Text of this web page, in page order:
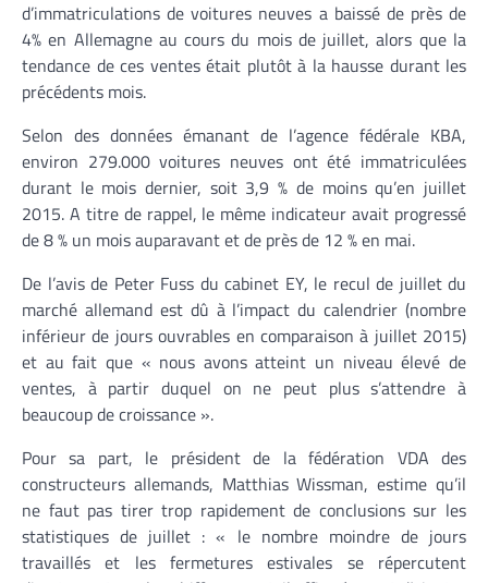
d’immatriculations de voitures neuves a baissé de près de
4% en Allemagne au cours du mois de juillet, alors que la
tendance de ces ventes était plutôt à la hausse durant les
précédents mois.
Selon des données émanant de l’agence fédérale KBA,
environ 279.000 voitures neuves ont été immatriculées
durant le mois dernier, soit 3,9 % de moins qu’en juillet
2015. A titre de rappel, le même indicateur avait progressé
de 8 % un mois auparavant et de près de 12 % en mai.
De l’avis de Peter Fuss du cabinet EY, le recul de juillet du
marché allemand est dû à l’impact du calendrier (nombre
inférieur de jours ouvrables en comparaison à juillet 2015)
et au fait que « nous avons atteint un niveau élevé de
ventes, à partir duquel on ne peut plus s’attendre à
beaucoup de croissance ».
Pour sa part, le président de la fédération VDA des
constructeurs allemands, Matthias Wissman, estime qu’il
ne faut pas tirer trop rapidement de conclusions sur les
statistiques de juillet : « le nombre moindre de jours
travaillés et les fermetures estivales se répercutent